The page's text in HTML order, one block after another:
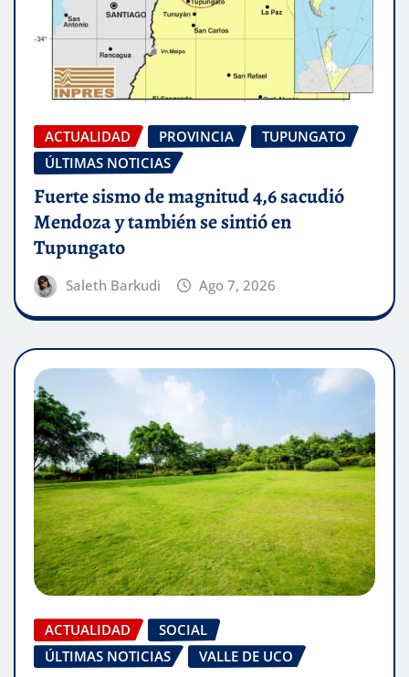
ACTUALIDAD PROVINCIA
TUPUNGATO
ÚLTIMAS NOTICIAS
Fuerte sismo de magnitud 4,6 sacudió
Mendoza y también se sintió en
Tupungato
Saleth Barkudi Ago 7, 2026
ACTUALIDAD
SOCIAL
ÚLTIMAS NOTICIAS
VALLE DE UCO